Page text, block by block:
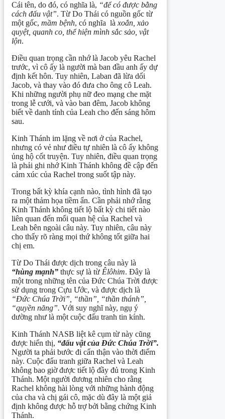
Cái tên, do đó, có nghĩa là, “để có được bằng
cách đấu vật”. Từ Do Thái có nguồn gốc từ
một gốc, mầm bệnh, có nghĩa là xoắn, xảo
quyệt, quanh co, thể hiện mình sắc sảo, vật
lộn.
Điều quan trọng cần nhớ là Jacob yêu Rachel
trước, vì cô ấy là người mà ban đầu anh ấy dự
định kết hôn. Tuy nhiên, Laban đã lừa dối
Jacob, và thay vào đó đưa cho ông cô Leah.
Khi những người phụ nữ đeo mạng che mặt
trong lễ cưới, và vào ban đêm, Jacob không
biết về danh tính của Leah cho đến sáng hôm
sau.
Kinh Thánh im lặng về nơi ở của Rachel,
nhưng có vẻ như điều tự nhiên là cô ấy không
ủng hộ cốt truyện. Tuy nhiên, điều quan trọng
là phải ghi nhớ Kinh Thánh không đề cập đến
cảm xúc của Rachel trong suốt tập này.
Trong bất kỳ khía cạnh nào, tình hình đã tạo
ra một thảm họa tiềm ẩn. Cần phải nhớ rằng
Kinh Thánh không tiết lộ bất kỳ chi tiết nào
liên quan đến mối quan hệ của Rachel và
Leah bên ngoài câu này. Tuy nhiên, câu này
cho thấy rõ ràng mọi thứ không tốt giữa hai
chị em.
Từ Do Thái được dịch trong câu này là
“hùng mạnh” thực sự là từ Êlôhim. Đây là
một trong những tên của Đức Chúa Trời được
sử dụng trong Cựu Ước, và được dịch là
“Đức Chúa Trời”, “thần”, “thần thánh”,
“quyền năng”. Với suy nghĩ này, ngụ ý
dường như là một cuộc đấu tranh tin kính.
Kinh Thánh NASB liệt kê cụm từ này cũng
được hiển thị, “đấu vật của Đức Chúa Trời”.
Người ta phải bước đi cẩn thận vào thời điểm
này. Cuộc đấu tranh giữa Rachel và Leah
không bao giờ được tiết lộ đầy đủ trong Kinh
Thánh. Một người đương nhiên cho rằng
Rachel không hài lòng với những hành động
của cha và chị gái cô, mặc dù đây là một giả
định không được hỗ trợ bởi bằng chứng Kinh
Thánh.